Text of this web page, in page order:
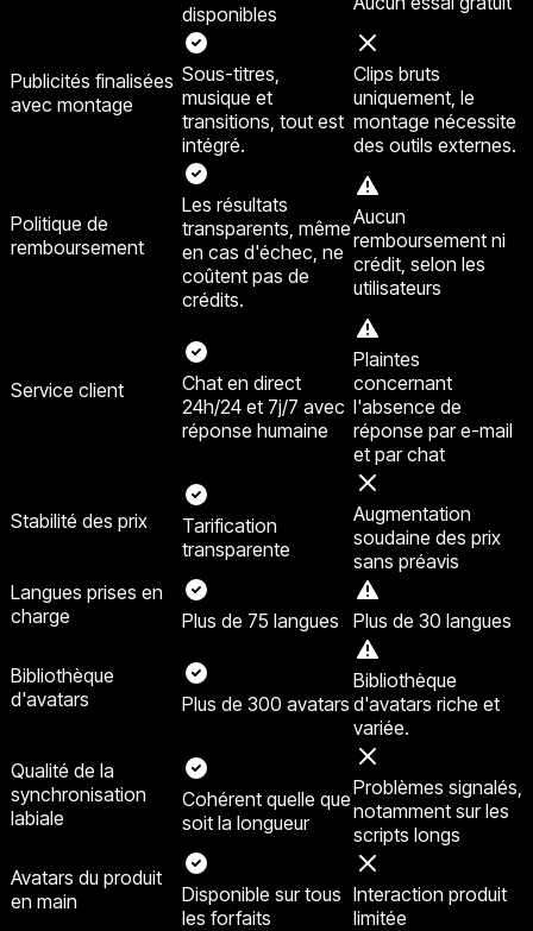
disponibles
Publicités finalisées
avec montage
Sous-titres,
musique et
transitions, tout est
intégré.
Clips bruts
uniquement, le
montage nécessite
des outils externes.
Politique de
remboursement
Les résultats
transparents, même
en cas d'échec, ne
coûtent pas de
crédits.
Aucun
remboursement ni
crédit, selon les
utilisateurs
Service client
Chat en direct
24h/24 et 7j/7 avec
réponse humaine
Plaintes
concernant
l'absence de
réponse par e-mail
et par chat
Stabilité des prix
Tarification
transparente
Augmentation
soudaine des prix
sans préavis
Langues prises en
charge
Plus de 75 langues Plus de 30 langues
Bibliothèque
d'avatars
Plus de 300 avatars
Bibliothèque
d'avatars riche et
variée.
Qualité de la
synchronisation
labiale
Cohérent quelle que
soit la longueur
Problèmes signalés,
notamment sur les
scripts longs
Avatars du produit
en main
Disponible sur tous
les forfaits
Interaction produit
limitée